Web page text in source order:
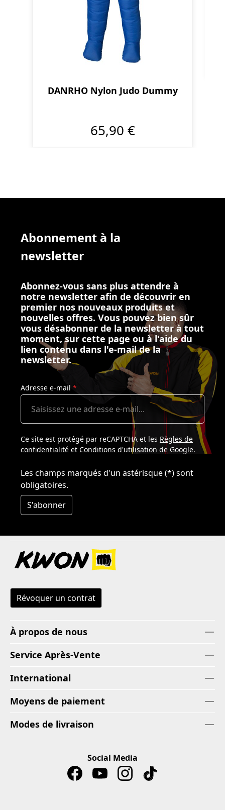
DANRHO Nylon Judo Dummy
65,90 €
Abonnement à la
newsletter
Abonnez-vous sans plus attendre à
notre newsletter afin de découvrir en
premier nos nouveaux produits et
nouvelles offres. Vous pouvez bien sûr
vous désabonner de la newsletter à tout
moment, sur cette page ou à l'aide du
lien contenu dans l'e-mail de la
newsletter.
Adresse e-mail *
Ce site est protégé par reCAPTCHA et les Règles de
confidentialité et Conditions d'utilisation de Google.
Les champs marqués d'un astérisque (*) sont
obligatoires.
S'abonner
Révoquer un contrat
À propos de nous
Service Après-Vente
International
Moyens de paiement
Modes de livraison
Social Media